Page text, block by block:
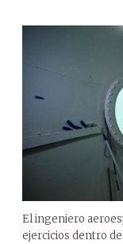
El ingeniero
ejercicios dentro